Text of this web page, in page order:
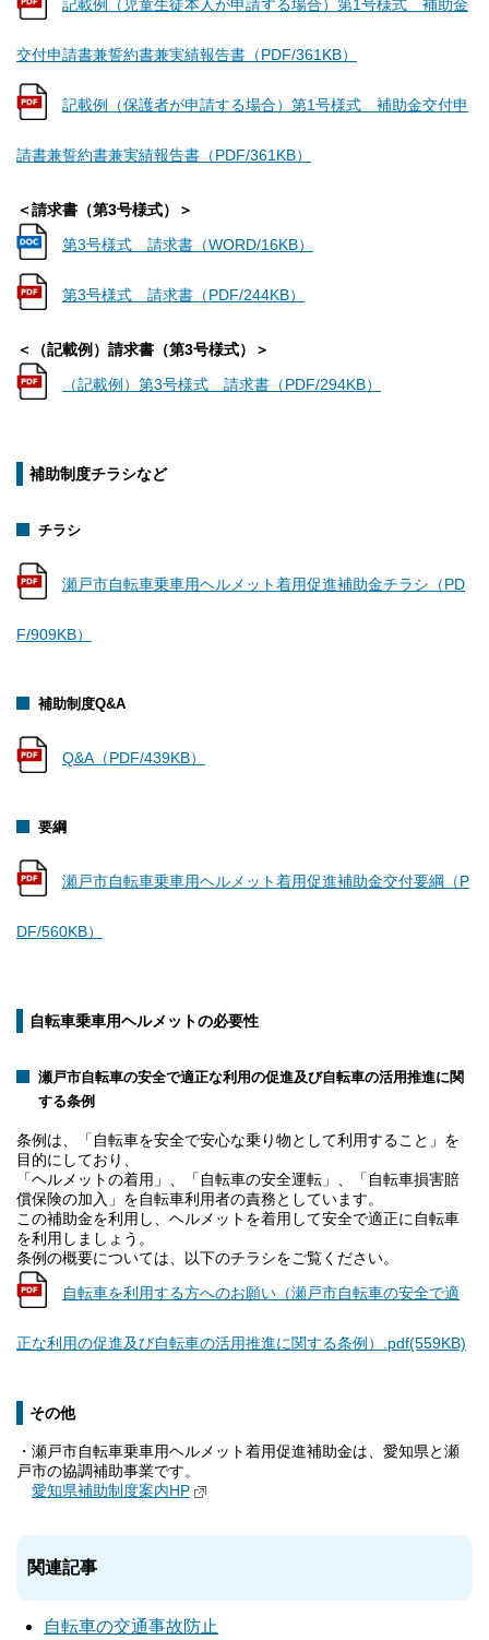
記載例（児童生徒本人が申請する場合）第1号様式 補助金
交付申請書兼誓約書兼実績報告書（PDF/361KB）
記載例（保護者が申請する場合）第1号様式 補助金交付申
請書兼誓約書兼実績報告書（PDF/361KB）
＜請求書（第3号様式）＞
第3号様式 請求書（WORD/16KB）
第3号様式 請求書（PDF/244KB）
＜（記載例）請求書（第3号様式）＞
（記載例）第3号様式 請求書（PDF/294KB）
補助制度チラシなど
チラシ
瀬戸市自転車乗車用ヘルメット着用促進補助金チラシ（PD
F/909KB）
補助制度Q&A
Q&A（PDF/439KB）
要綱
瀬戸市自転車乗車用ヘルメット着用促進補助金交付要綱（P
DF/560KB）
自転車乗車用ヘルメットの必要性
瀬戸市自転車の安全で適正な利用の促進及び自転車の活用推進に関
する条例
条例は、「自転車を安全で安心な乗り物として利用すること」を
目的にしており、
「ヘルメットの着用」、「自転車の安全運転」、「自転車損害賠
償保険の加入」を自転車利用者の責務としています。
この補助金を利用し、ヘルメットを着用して安全で適正に自転車
を利用しましょう。
条例の概要については、以下のチラシをご覧ください。
自転車を利用する方へのお願い（瀬戸市自転車の安全で適
正な利用の促進及び自転車の活用推進に関する条例）.pdf(559KB)
その他
・瀬戸市自転車乗車用ヘルメット着用促進補助金は、愛知県と瀬
戸市の協調補助事業です。
愛知県補助制度案内HP
関連記事
自転車の交通事故防止